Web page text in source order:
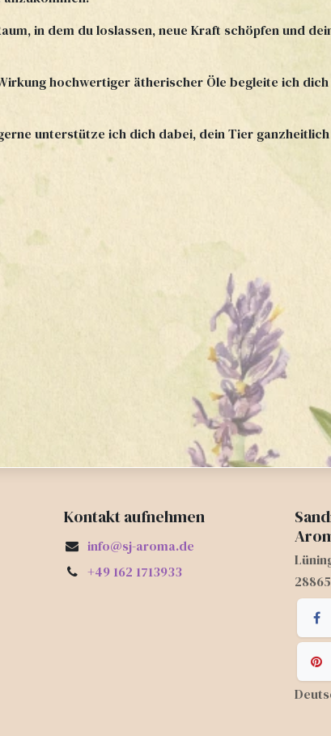
in dem du loslassen, neue Kraft schöpfen und
hochwertiger ätherischer Öle begleite ich
unterstütze ich dich dabei, dein Tier
Kontakt aufnehmen
info@sj-aroma.de
+49 162 1713933